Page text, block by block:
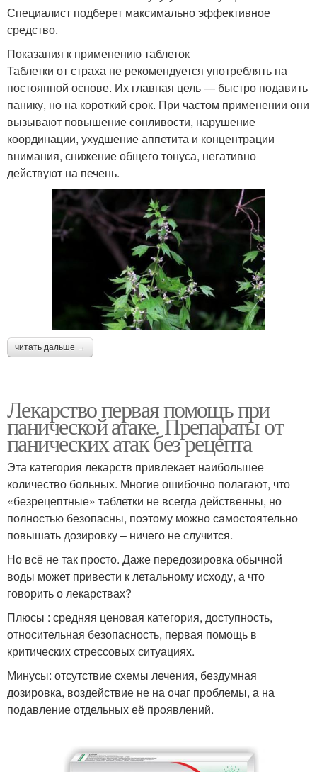
Специалист подберет максимально эффективное
средство.
Показания к применению таблеток
Таблетки от страха не рекомендуется употреблять на
постоянной основе. Их главная цель — быстро подавить
панику, но на короткий срок. При частом применении они
вызывают повышение сонливости, нарушение
координации, ухудшение аппетита и концентрации
внимания, снижение общего тонуса, негативно
действуют на печень.
читать дальше →
Лекарство первая помощь при
панической атаке. Препараты от
панических атак без рецепта
Эта категория лекарств привлекает наибольшее
количество больных. Многие ошибочно полагают, что
«безрецептные» таблетки не всегда действенны, но
полностью безопасны, поэтому можно самостоятельно
повышать дозировку – ничего не случится.
Но всё не так просто. Даже передозировка обычной
воды может привести к летальному исходу, а что
говорить о лекарствах?
Плюсы : средняя ценовая категория, доступность,
относительная безопасность, первая помощь в
критических стрессовых ситуациях.
Минусы: отсутствие схемы лечения, бездумная
дозировка, воздействие не на очаг проблемы, а на
подавление отдельных её проявлений.